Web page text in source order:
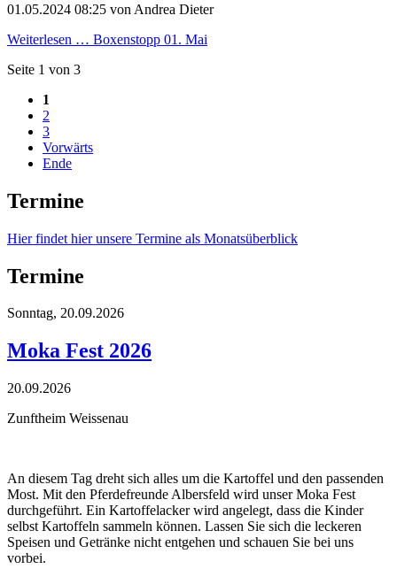
01.05.2024 08:25 von Andrea Dieter
Weiterlesen … Boxenstopp 01. Mai
Seite 1 von 3
1
2
3
Vorwärts
Ende
Termine
Hier findet hier unsere Termine als Monatsüberblick
Termine
Sonntag, 20.09.2026
Moka Fest 2026
20.09.2026
Zunftheim Weissenau
An diesem Tag dreht sich alles um die Kartoffel und den passenden
Most. Mit den Pferdefreunde Albersfeld wird unser Moka Fest
durchgeführt. Ein Kartoffelacker wird angelegt, dass die Kinder
selbst Kartoffeln sammeln können. Lassen Sie sich die leckeren
Speisen und Getränke nicht entgehen und schauen Sie bei uns
vorbei.